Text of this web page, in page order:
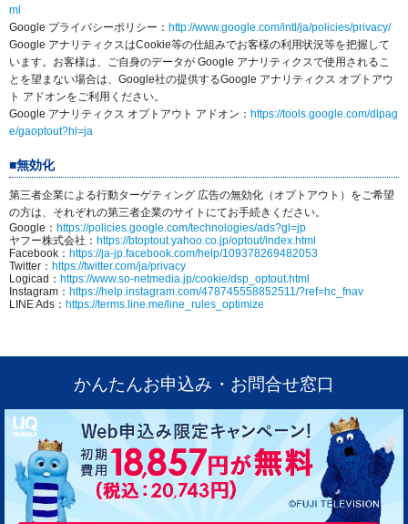
ml
Google プライバシーポリシー： http://www.google.com/intl/ja/policies/privacy/
Google アナリティクスはCookie等の仕組みでお客様の利用状況等を把握して
います。お客様は、ご自身のデータが Google アナリティクスで使用されるこ
とを望まない場合は、Google社の提供するGoogle アナリティクス オプトアウ
ト アドオンをご利用ください。
Google アナリティクス オプトアウト アドオン： https://tools.google.com/dlpag
e/gaoptout?hl=ja
■無効化
第三者企業による行動ターゲティング 広告の無効化（オプトアウト）をご希望
の方は、それぞれの第三者企業のサイトにてお手続きください。
Google： https://policies.google.com/technologies/ads?gl=jp
ヤフー株式会社： https://btoptout.yahoo.co.jp/optout/index.html
Facebook： https://ja-jp.facebook.com/help/109378269482053
Twitter： https://twitter.com/ja/privacy
Logicad： https://www.so-netmedia.jp/cookie/dsp_optout.html
Instagram： https://help.instagram.com/478745558852511/?ref=hc_fnav
LINE Ads： https://terms.line.me/line_rules_optimize
かんたんお申込み・お問合せ窓口